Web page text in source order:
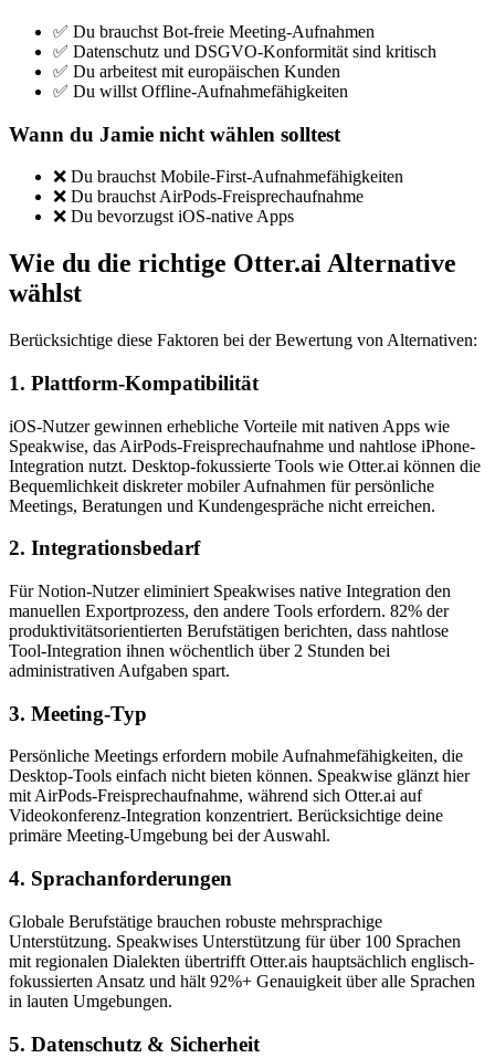
✅ Du brauchst Bot-freie Meeting-Aufnahmen
✅ Datenschutz und DSGVO-Konformität sind kritisch
✅ Du arbeitest mit europäischen Kunden
✅ Du willst Offline-Aufnahmefähigkeiten
Wann du Jamie nicht wählen solltest
❌ Du brauchst Mobile-First-Aufnahmefähigkeiten
❌ Du brauchst AirPods-Freisprechaufnahme
❌ Du bevorzugst iOS-native Apps
Wie du die richtige Otter.ai Alternative
wählst
Berücksichtige diese Faktoren bei der Bewertung von Alternativen:
1. Plattform-Kompatibilität
iOS-Nutzer gewinnen erhebliche Vorteile mit nativen Apps wie
Speakwise, das AirPods-Freisprechaufnahme und nahtlose iPhone-
Integration nutzt. Desktop-fokussierte Tools wie Otter.ai können die
Bequemlichkeit diskreter mobiler Aufnahmen für persönliche
Meetings, Beratungen und Kundengespräche nicht erreichen.
2. Integrationsbedarf
Für Notion-Nutzer eliminiert Speakwises native Integration den
manuellen Exportprozess, den andere Tools erfordern. 82% der
produktivitätsorientierten Berufstätigen berichten, dass nahtlose
Tool-Integration ihnen wöchentlich über 2 Stunden bei
administrativen Aufgaben spart.
3. Meeting-Typ
Persönliche Meetings erfordern mobile Aufnahmefähigkeiten, die
Desktop-Tools einfach nicht bieten können. Speakwise glänzt hier
mit AirPods-Freisprechaufnahme, während sich Otter.ai auf
Videokonferenz-Integration konzentriert. Berücksichtige deine
primäre Meeting-Umgebung bei der Auswahl.
4. Sprachanforderungen
Globale Berufstätige brauchen robuste mehrsprachige
Unterstützung. Speakwises Unterstützung für über 100 Sprachen
mit regionalen Dialekten übertrifft Otter.ais hauptsächlich englisch-
fokussierten Ansatz und hält 92%+ Genauigkeit über alle Sprachen
in lauten Umgebungen.
5. Datenschutz & Sicherheit